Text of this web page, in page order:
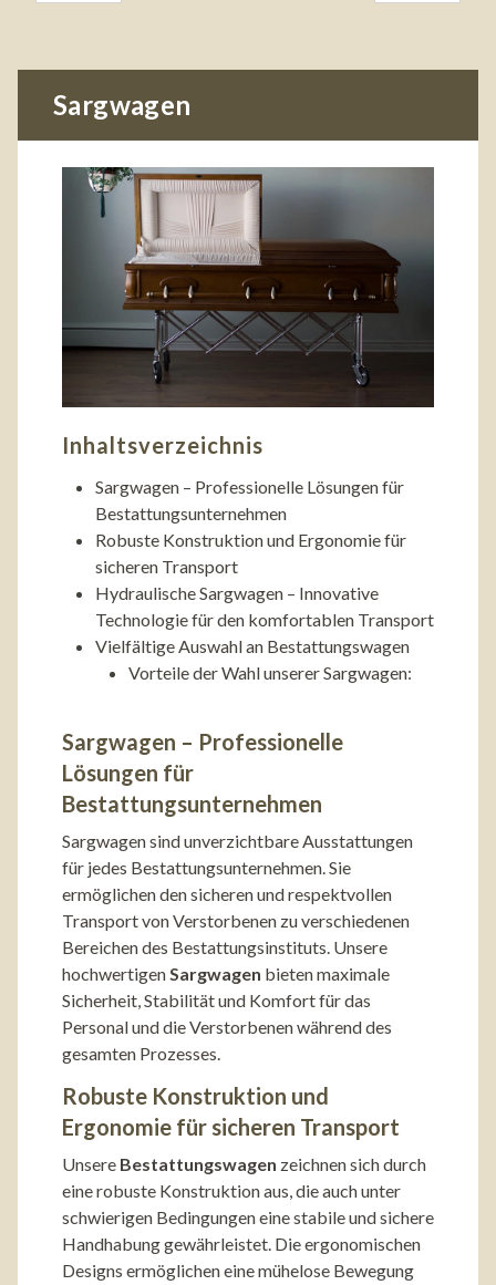
Sargwagen
Inhaltsverzeichnis
Sargwagen – Professionelle Lösungen für
Bestattungsunternehmen
Robuste Konstruktion und Ergonomie für
sicheren Transport
Hydraulische Sargwagen – Innovative
Technologie für den komfortablen Transport
Vielfältige Auswahl an Bestattungswagen
Vorteile der Wahl unserer Sargwagen:
Sargwagen – Professionelle
Lösungen für
Bestattungsunternehmen
Sargwagen sind unverzichtbare Ausstattungen
für jedes Bestattungsunternehmen. Sie
ermöglichen den sicheren und respektvollen
Transport von Verstorbenen zu verschiedenen
Bereichen des Bestattungsinstituts. Unsere
hochwertigenSargwagen bieten maximale
Sicherheit, Stabilität und Komfort für das
Personal und die Verstorbenen während des
gesamten Prozesses.
Robuste Konstruktion und
Ergonomie für sicheren Transport
Unsere Bestattungswagen zeichnen sich durch
eine robuste Konstruktion aus, die auch unter
schwierigen Bedingungen eine stabile und sichere
Handhabung gewährleistet. Die ergonomischen
Designs ermöglichen eine mühelose Bewegung